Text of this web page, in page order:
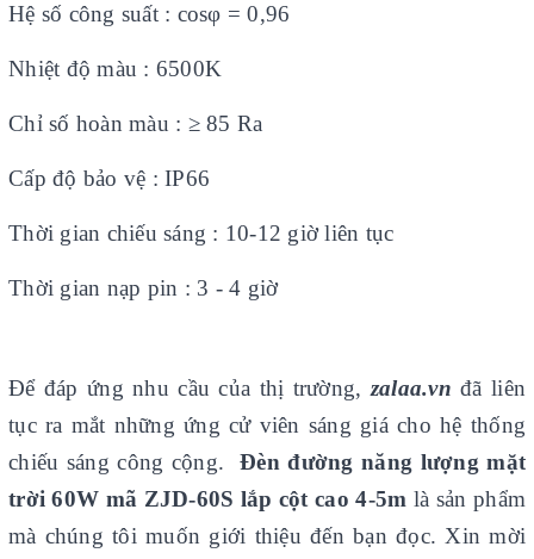
Hệ số công suất : cosφ = 0,96
Nhiệt độ màu : 6500K
Chỉ số hoàn màu : ≥ 85 Ra
Cấp độ bảo vệ : IP66
Thời gian chiếu sáng : 10-12 giờ liên tục
Thời gian nạp pin : 3 - 4 giờ
Để đáp ứng nhu cầu của thị trường, zalaa.vn đã liên
tục ra mắt những ứng cử viên sáng giá cho hệ thống
chiếu sáng công cộng.
Đèn đường năng lượng mặt
trời 60W mã ZJD-60S lắp cột cao 4-5m là sản phẩm
mà chúng tôi muốn giới thiệu đến bạn đọc. Xin mời